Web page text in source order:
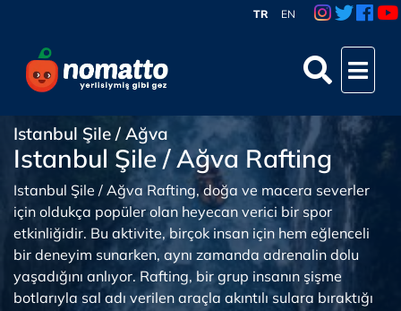
TR EN
Istanbul Şile / Ağva
Istanbul Şile / Ağva Rafting
Istanbul Şile / Ağva Rafting, doğa ve macera severler
için oldukça popüler olan heyecan verici bir spor
etkinliğidir. Bu aktivite, birçok insan için hem eğlenceli
bir deneyim sunarken, aynı zamanda adrenalin dolu
yaşadığını anlıyor. Rafting, bir grup insanın şişme
botlarıyla sal adı verilen araçla akıntılı sulara bıraktığı